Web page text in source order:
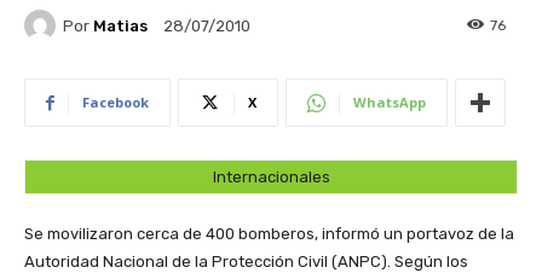
Por Matias 28/07/2010 76
Facebook X WhatsApp
Internacionales
Se movilizaron cerca de 400 bomberos, informó un portavoz de la
Autoridad Nacional de la Protección Civil (ANPC). Según los